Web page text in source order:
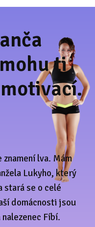
ti
lva. Mám
Lukyho, který
stará se o celé
domácnosti jsou
Fíbí.